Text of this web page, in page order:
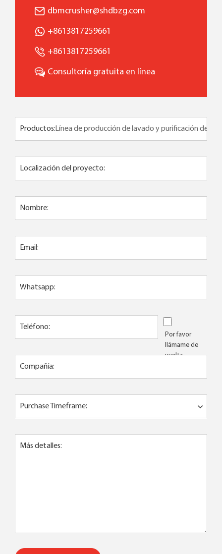
dbmcrusher@shdbzg.com
+8613817259661
+8613817259661
Consultoría gratuita en línea
Productos:
Localización del proyecto:
Nombre:
Email:
Whatsapp:
Teléfono:
Por favor
llámame de
vuelta
Compañía:
Purchase Timeframe:
Más detalles: